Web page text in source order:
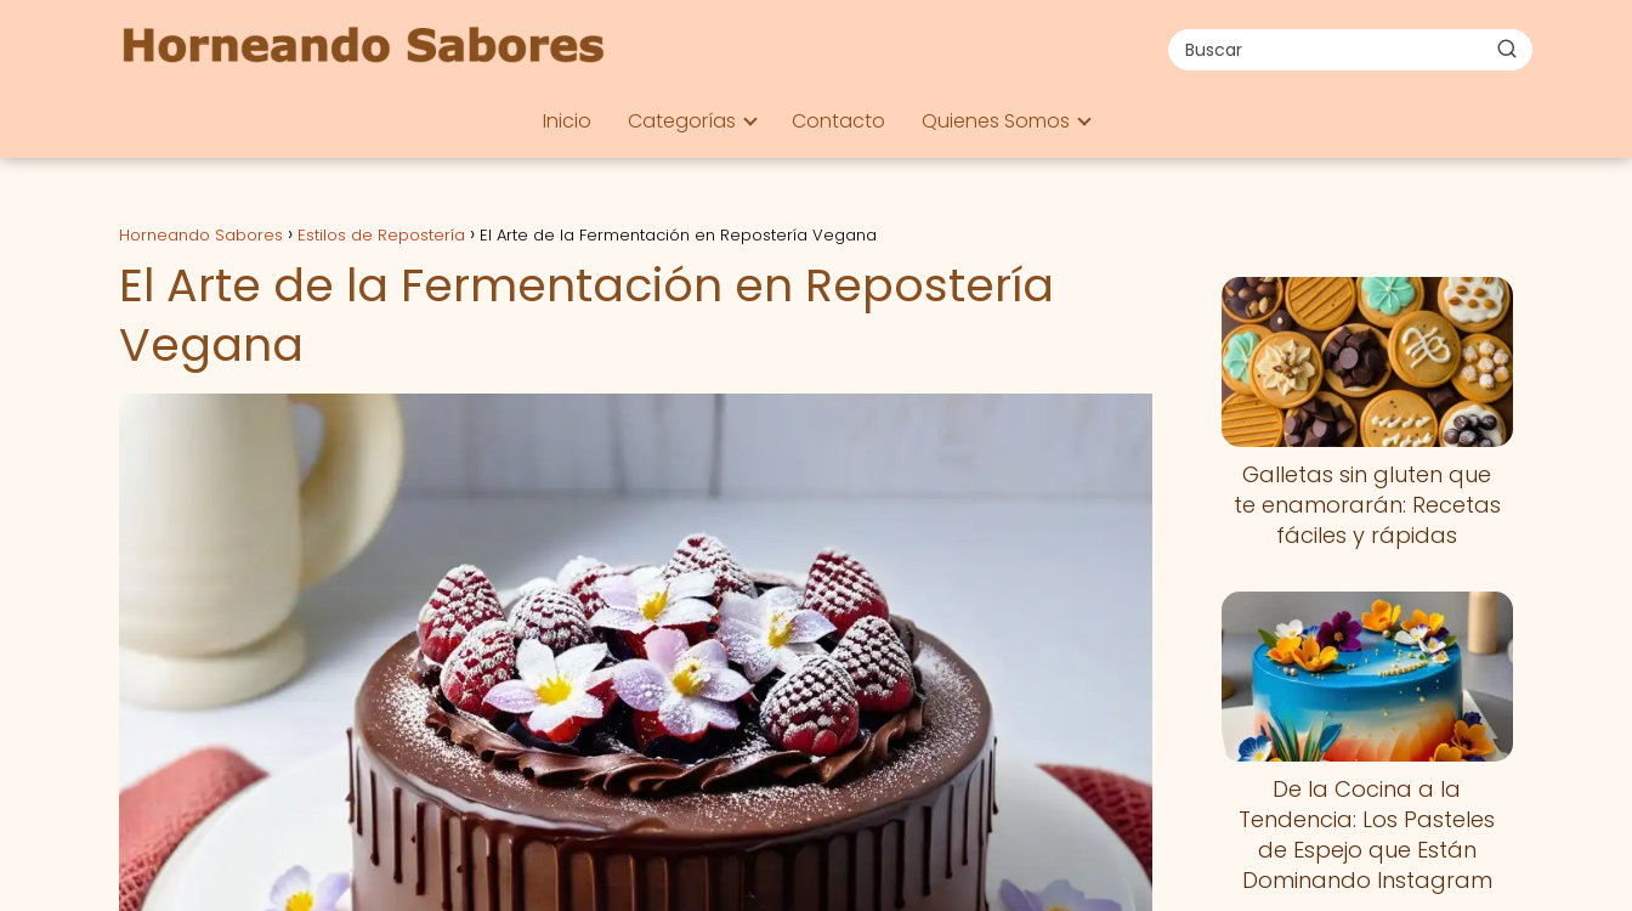
Inicio Categorías Contacto Quienes Somos
Horneando Sabores Estilos de Repostería El Arte de la Fermentación en Repostería Vegana
El Arte de la Fermentación en Repostería
Vegana
Galletas sin gluten que
te enamorarán: Recetas
fáciles y rápidas
De la Cocina a la
Tendencia: Los Pasteles
de Espejo que Están
Dominando Instagram